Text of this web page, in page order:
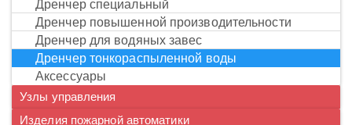
дренчер специальный
дренчер повышенной производительности
дренчер для водяных завес
дренчер тонкораспыленной воды
аксессуары
Узлы управления
Изделия пожарной автоматики